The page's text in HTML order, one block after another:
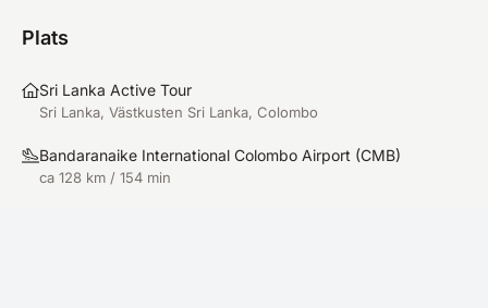
Plats
Sri Lanka Active Tour
Sri Lanka, Västkusten Sri Lanka, Colombo
Bandaranaike International Colombo Airport (CMB)
ca 128 km / 154 min